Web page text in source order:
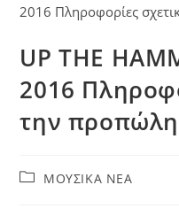
UP THE
2016
την
ΜΟΥΣΙΚΑ ΝΕΑ